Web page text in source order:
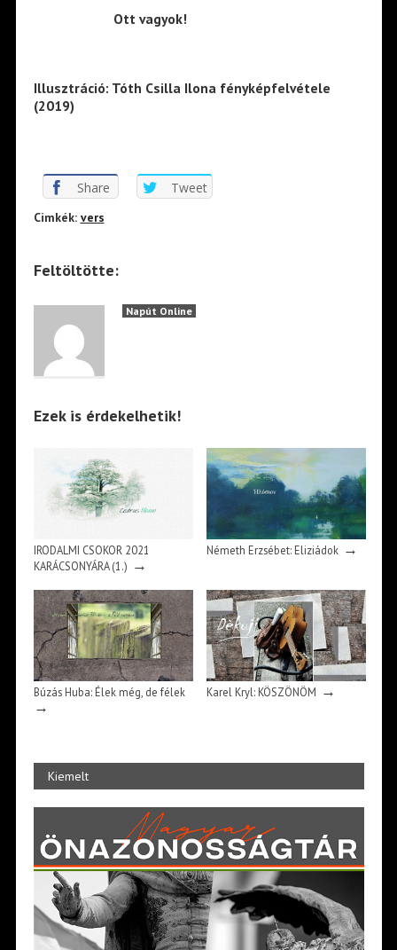
Ott vagyok!
Illusztráció: Tóth Csilla Ilona fényképfelvétele
(2019)
Share Tweet
Cimkék: vers
Feltöltötte:
Napút Online
Ezek is érdekelhetik!
IRODALMI CSOKOR 2021
KARÁCSONYÁRA (1.) →
Németh Erzsébet: Eliziádok→
Búzás Huba: Élek még, de félek
→
Karel Kryl: KÖSZÖNÖM →
Kiemelt